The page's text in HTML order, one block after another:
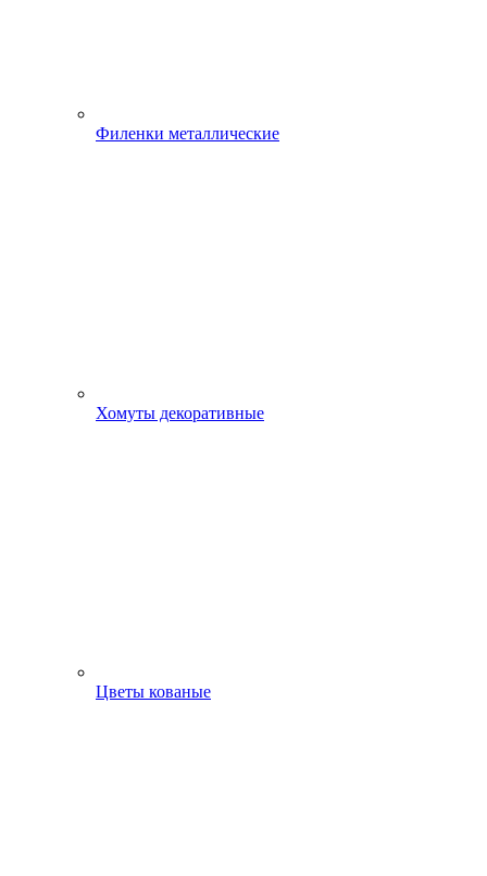
Филенки металлические
Хомуты декоративные
Цветы кованые